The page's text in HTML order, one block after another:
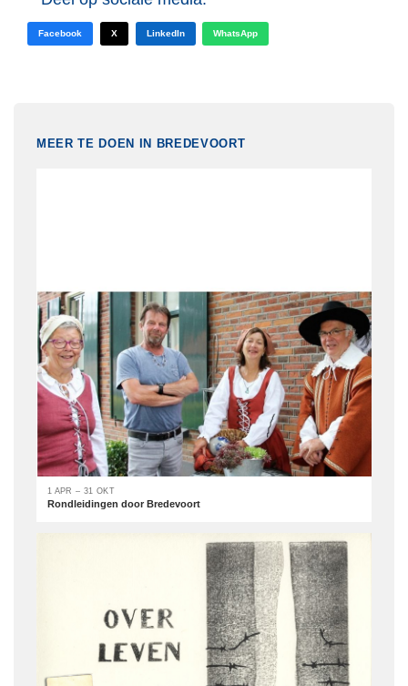
Facebook X LinkedIn WhatsApp
MEER TE DOEN IN BREDEVOORT
1 APR – 31 OKT
Rondleidingen door Bredevoort